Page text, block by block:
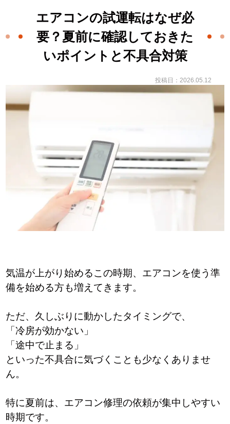
エアコンの試運転はなぜ必
要？夏前に確認しておきた
いポイントと不具合対策
投稿日：2026.05.12
気温が上がり始めるこの時期、エアコンを使う準
備を始める方も増えてきます。
ただ、久しぶりに動かしたタイミングで、
「冷房が効かない」
「途中で止まる」
といった不具合に気づくことも少なくありませ
ん。
特に夏前は、エアコン修理の依頼が集中しやすい
時期です。